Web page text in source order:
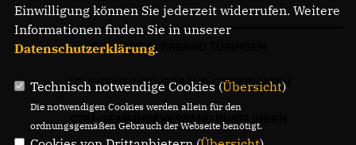
CDU-KREISVERBAND TÜBINGEN
CDU-GEMEINDEVERBAND OFTERDINGEN
Einwilligung können Sie jederzeit widerrufen. Weitere
Informationen finden Sie in unserer
Datenschutzerklärung.
Technisch notwendige Cookies (Übersicht)
Die notwendigen Cookies werden allein für den
ordnungsgemäßen Gebrauch der Webseite benötigt.